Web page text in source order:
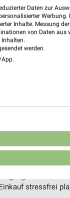
PROSPEKTE
&
der kostenlosen
stressfrei
Daten zur
Inhalte. Messung
von Daten aus
Inhalten.
werden.